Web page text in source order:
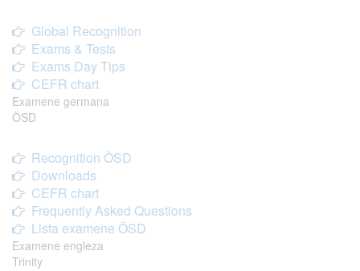
Global Recognition
Exams & Tests
Exams Day Tips
CEFR chart
Examene germana
ÖSD
Recognition ÖSD
Downloads
CEFR chart
Frequently Asked Questions
Lista examene ÖSD
Examene engleza
Trinity